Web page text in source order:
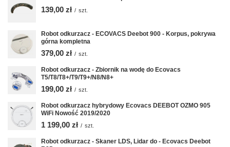
139,00 zł / szt.
Robot odkurzacz - ECOVACS Deebot 900 - Korpus, pokrywa
górna kompletna
379,00 zł / szt.
Robot odkurzacz - Zbiornik na wodę do Ecovacs
T5/T8/T8+/T9/T9+/N8/N8+
199,00 zł / szt.
Robot odkurzacz hybrydowy Ecovacs DEEBOT OZMO 905
WiFi Nowość 2019/2020
1 199,00 zł / szt.
Robot odkurzacz - Skaner LDS, Lidar do - Ecovacs Deebot